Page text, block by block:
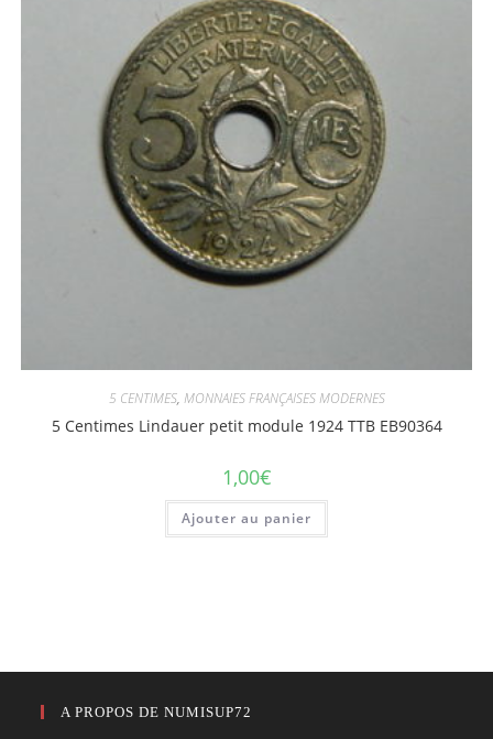
5 CENTIMES, MONNAIES FRANÇAISES MODERNES
5 Centimes Lindauer petit module 1924 TTB EB90364
1,00€
Ajouter au panier
A PROPOS DE NUMISUP72